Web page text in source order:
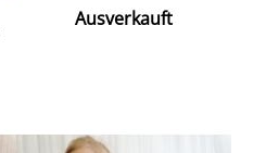
Ausverkauft